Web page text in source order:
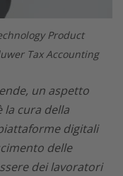
Tax Accounting
un aspetto
la cura della
digitali
delle
dei lavoratori